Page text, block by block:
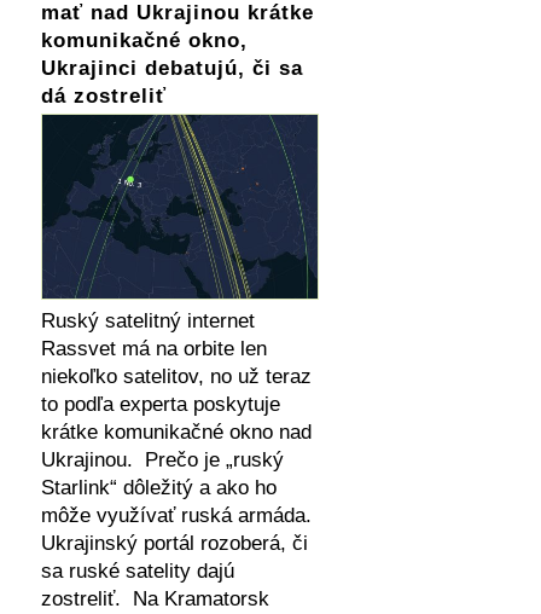
mať nad Ukrajinou krátke
komunikačné okno,
Ukrajinci debatujú, či sa
dá zostreliť
Ruský satelitný internet
Rassvet má na orbite len
niekoľko satelitov, no už teraz
to podľa experta poskytuje
krátke komunikačné okno nad
Ukrajinou. Prečo je „ruský
Starlink“ dôležitý a ako ho
môže využívať ruská armáda.
Ukrajinský portál rozoberá, či
sa ruské satelity dajú
zostreliť. Na Kramatorsk